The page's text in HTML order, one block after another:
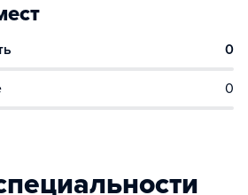
0
0